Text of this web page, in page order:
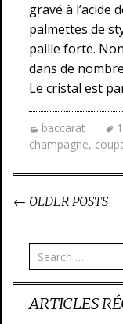
gravé à l’acide
palmettes de
paille forte.
dans de
Le cristal est
baccarat
champagne,
← OLDER POSTS
ARTICLES